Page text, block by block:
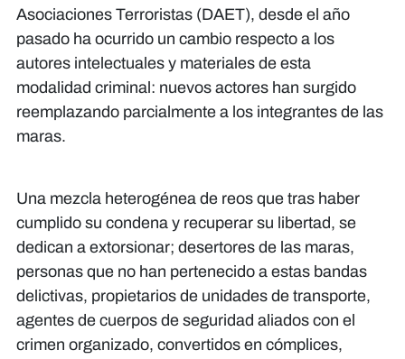
Asociaciones Terroristas (DAET), desde el año
pasado ha ocurrido un cambio respecto a los
autores intelectuales y materiales de esta
modalidad criminal: nuevos actores han surgido
reemplazando parcialmente a los integrantes de las
maras.
Una mezcla heterogénea de reos que tras haber
cumplido su condena y recuperar su libertad, se
dedican a extorsionar; desertores de las maras,
personas que no han pertenecido a estas bandas
delictivas, propietarios de unidades de transporte,
agentes de cuerpos de seguridad aliados con el
crimen organizado, convertidos en cómplices,